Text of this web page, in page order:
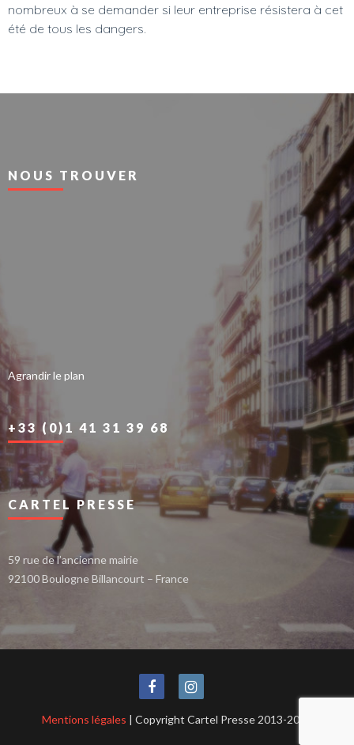
nombreux à se demander si leur entreprise résistera à cet
été de tous les dangers.
NOUS TROUVER
Agrandir le plan
+33 (0)1 41 31 39 68
CARTEL PRESSE
59 rue de l’ancienne mairie
92100 Boulogne Billancourt – France
Mentions légales | Copyright Cartel Presse 2013-2021